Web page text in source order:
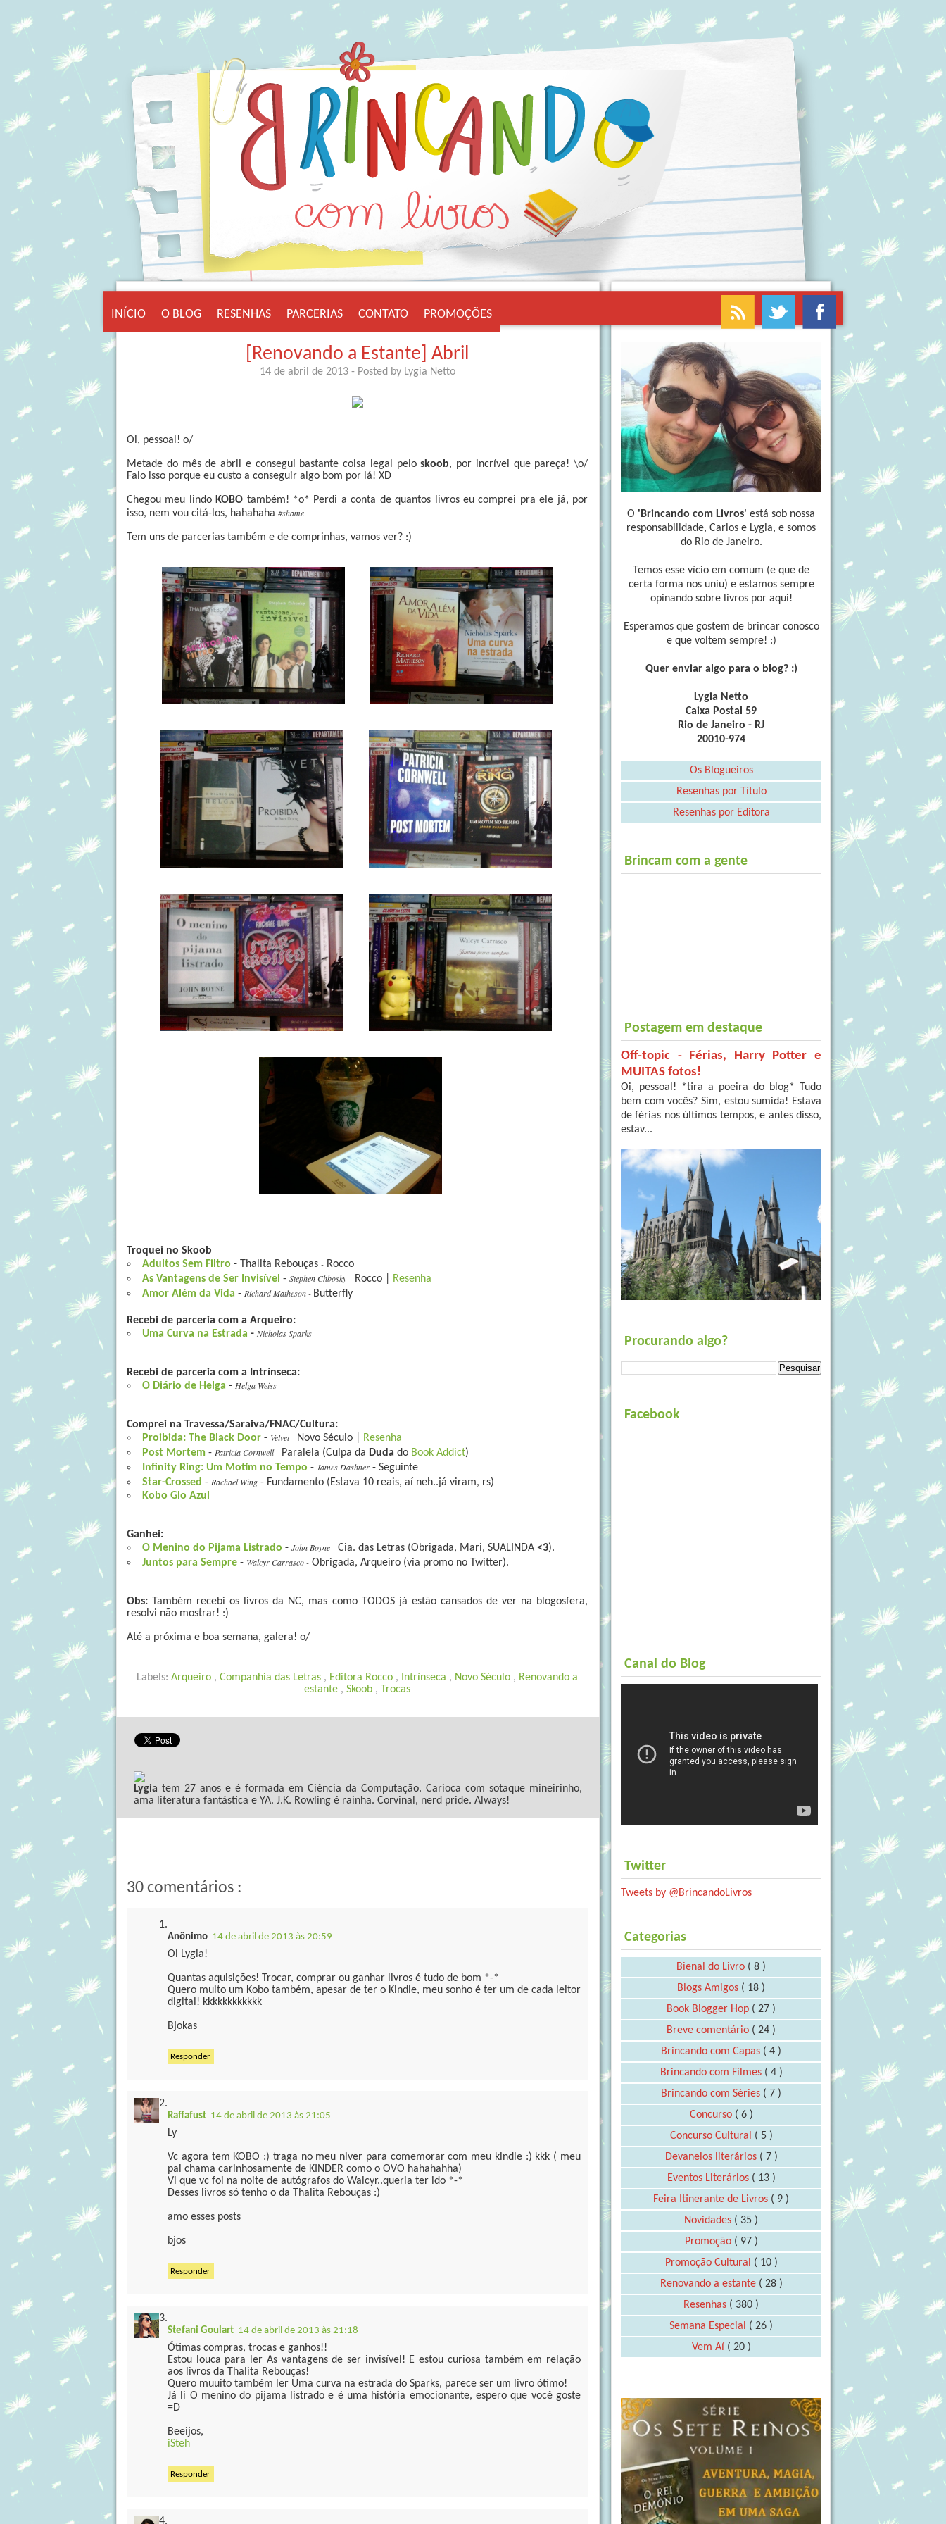
INÍCIO O BLOG RESENHAS PARCERIAS CONTATO PROMOÇÕES
[Renovando a Estante] Abril
14 de abril de 2013 - Posted by Lygia Netto
Oi, pessoal! o/
Metade do mês de abril e consegui bastante coisa legal peloskoob, por incrível que pareça! \o/
Falo isso porque eu custo a conseguir algo bom por lá! XD
Chegou meu lindo KOBO também! *o* Perdi a conta de quantos livros eu comprei pra ele já, por
isso, nem vou citá-los, hahahaha #shame
Tem uns de parcerias também e de comprinhas, vamos ver? :)
Troquei no Skoob
Adultos Sem Filtro - Thalita Rebouças - Rocco
As Vantagens de Ser Invisível - Stephen Chbosky - Rocco |
Resenha
Amor Além da Vida - Richard Matheson - Butterfly
Recebi de parceria com a Arqueiro:
Uma Curva na Estrada - Nicholas Sparks
Recebi de parceria com a Intrínseca:
O Diário de Helga - Helga Weiss
Comprei na Travessa/Saraiva/FNAC/Cultura:
Proibida: The Black Door - Velvet - Novo Século |
Resenha
Post Mortem - Patricia Cornwell - Paralela (Culpa da Duda do Book Addict)
Infinity Ring: Um Motim no Tempo - James Dashner - Seguinte
Star-Crossed - Rachael Wing - Fundamento (Estava 10 reais, aí neh..já viram, rs)
Kobo Glo Azul
Ganhei:
O Menino do Pijama Listrado - John Boyne - Cia. das Letras (Obrigada, Mari, SUALINDA <3).
Juntos para Sempre - Walcyr Carrasco - Obrigada, Arqueiro (via promo no Twitter).
Obs:
Também recebi os livros da NC, mas como TODOS já estão cansados de ver na blogosfera,
resolvi não mostrar! :)
Até a próxima e boa semana, galera! o/
Labels: Arqueiro , Companhia das Letras , Editora Rocco , Intrínseca , Novo Século , Renovando a
estante , Skoob , Trocas
Lygia tem 27 anos e é formada em Ciência da Computação. Carioca com sotaque mineirinho,
ama literatura fantástica e YA. J.K. Rowling é rainha. Corvinal, nerd pride. Always!
30 comentários :
Anônimo 14 de abril de 2013 às 20:59
Oi Lygia!
Quantas aquisições! Trocar, comprar ou ganhar livros é tudo de bom *-*
Quero muito um Kobo também, apesar de ter o Kindle, meu sonho é ter um de cada leitor
digital! kkkkkkkkkkkk
Bjokas
Responder
Raffafust 14 de abril de 2013 às 21:05
Ly
Vc agora tem KOBO :) traga no meu niver para comemorar com meu kindle :) kkk ( meu
pai chama carinhosamente de KINDER como o OVO hahahahha)
Vi que vc foi na noite de autógrafos do Walcyr..queria ter ido *-*
Desses livros só tenho o da Thalita Rebouças :)
amo esses posts
bjos
Responder
Stefani Goulart 14 de abril de 2013 às 21:18
Ótimas compras, trocas e ganhos!!
Estou louca para ler As vantagens de ser invisível! E estou curiosa também em relação
aos livros da Thalita Rebouças!
Quero muuito também ler Uma curva na estrada do Sparks, parece ser um livro ótimo!
Já li O menino do pijama listrado e é uma história emocionante, espero que você goste
=D
Beeijos,
iSteh
Responder
O 'Brincando com Livros' está sob nossa
responsabilidade, Carlos e Lygia, e somos
do Rio de Janeiro.
Temos esse vício em comum (e que de
certa forma nos uniu) e estamos sempre
opinando sobre livros por aqui!
Esperamos que gostem de brincar conosco
e que voltem sempre! :)
Quer enviar algo para o blog? :)
Lygia Netto
Caixa Postal 59
Rio de Janeiro - RJ
20010-974
Os Blogueiros
Resenhas por Título
Resenhas por Editora
Brincam com a gente
Postagem em destaque
Off-topic - Férias, Harry Potter e
MUITAS fotos!
Oi, pessoal! *tira a poeira do blog* Tudo
bem com vocês? Sim, estou sumida! Estava
de férias nos últimos tempos, e antes disso,
estav...
Procurando algo?
Facebook
Canal do Blog
Twitter
Tweets by @BrincandoLivros
Categorias
Bienal do Livro ( 8 )
Blogs Amigos ( 18 )
Book Blogger Hop ( 27 )
Breve comentário ( 24 )
Brincando com Capas ( 4 )
Brincando com Filmes ( 4 )
Brincando com Séries ( 7 )
Concurso ( 6 )
Concurso Cultural ( 5 )
Devaneios literários ( 7 )
Eventos Literários ( 13 )
Feira Itinerante de Livros ( 9 )
Novidades ( 35 )
Promoção ( 97 )
Promoção Cultural ( 10 )
Renovando a estante ( 28 )
Resenhas ( 380 )
Semana Especial ( 26 )
Vem Aí ( 20 )